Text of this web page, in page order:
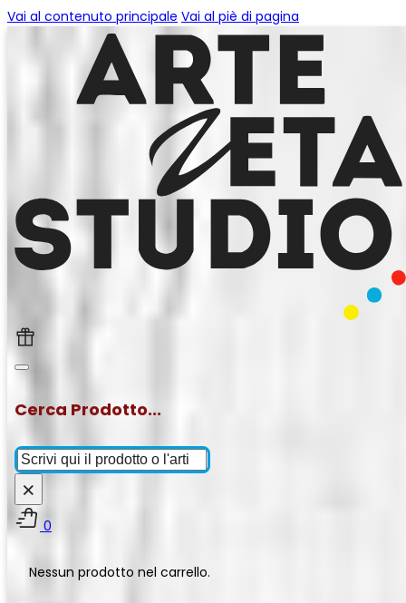
Vai al contenuto principale Vai al piè di pagina
Cerca Prodotto...
Cerca
×
0
Nessun prodotto nel carrello.